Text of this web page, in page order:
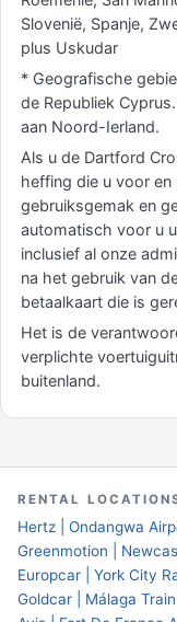
Slovenië, Spanje,
plus Uskudar
* Geografische
de Republiek
aan Noord-Ierland.
Als u de Dartford
heffing die u voor
gebruiksgemak en
automatisch voor u
inclusief al onze
na het gebruik van
betaalkaart die is
Het is de
verplichte
buitenland.
RENTAL
Hertz | Ondangwa
Greenmotion |
Europcar | York City
Goldcar | Málaga